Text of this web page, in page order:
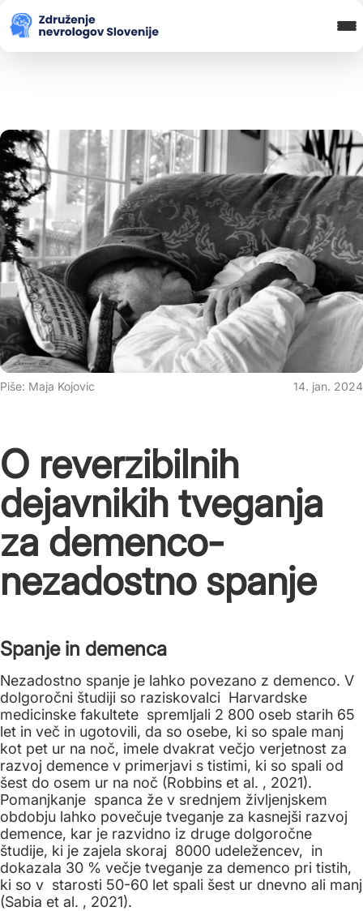
Blog in novice
Koledar Dogodkov
Piše: Maja Kojovic 14. jan. 2024
O reverzibilnih
dejavnikih tveganja
za demenco-
nezadostno spanje
Spanje in demenca
Nezadostno spanje je lahko povezano z demenco. V
dolgoročni študiji so raziskovalci Harvardske
medicinske fakultete spremljali 2 800 oseb starih 65
let in več in ugotovili, da so osebe, ki so spale manj
kot pet ur na noč, imele dvakrat večjo verjetnost za
razvoj demence v primerjavi s tistimi, ki so spali od
šest do osem ur na noč (Robbins et al. , 2021).
Pomanjkanje spanca že v srednjem življenjskem
obdobju lahko povečuje tveganje za kasnejši razvoj
demence, kar je razvidno iz druge dolgoročne
študije, ki je zajela skoraj 8000 udeležencev, in
dokazala 30 % večje tveganje za demenco pri tistih,
ki so v starosti 50-60 let spali šest ur dnevno ali manj
(Sabia et al. , 2021).